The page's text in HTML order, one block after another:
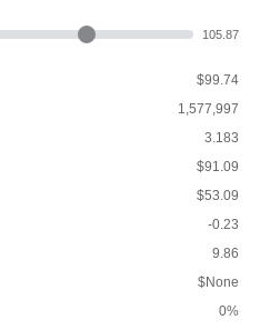
105.87
$99.74
1,577,997
3.183
$91.09
$53.09
-0.23
9.86
$None
0%